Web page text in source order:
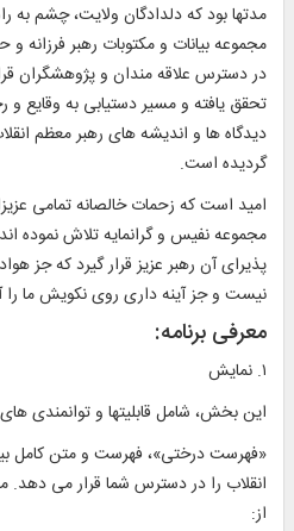
مدت‏ها بود كه دلدادگان ولايت، چشم به
مجموعه بيانات و مكتوبات رهبر فرزانه و
در دسترس علاقه‏ مندان و پژوهشگران
تحقق يافته و مسير دستيابى به وقايع و
ديدگاه ‏ها و انديشه ‏هاى رهبر معظم
گرديده است.
اميد است كه زحمات خالصانه تمامى
مجموعه نفيس و گرانمايه تلاش نموده
پذيراى آن رهبر عزيز قرار گيرد كه جز
نيست و جز آينه ‏دارى روى نكويش ما
معرفى برنامه:
۱. نمايش‏
اين بخش، شامل قابليت‏ها و توانمندى‏
«فهرست درختى»، فهرست و متن كامل
انقلاب را در دسترس شما قرار مى‏
از: